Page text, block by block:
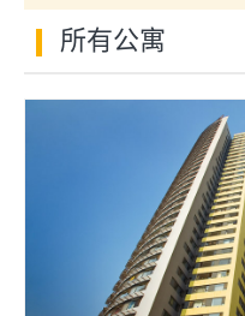
所有公寓